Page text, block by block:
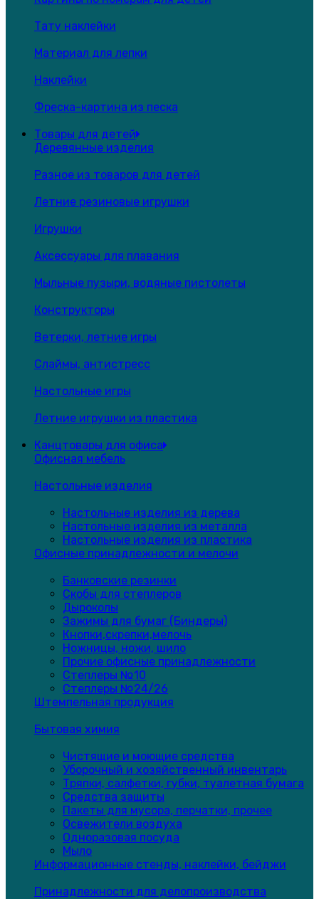
Тату наклейки
Материал для лепки
Наклейки
Фреска-картина из песка
Товары для детей
Деревянные изделия
Разное из товаров для детей
Летние резиновые игрушки
Игрушки
Аксессуары для плавания
Мыльные пузыри, водяные пистолеты
Конструкторы
Ветерки, летние игры
Слаймы, антистресс
Настольные игры
Летние игрушки из пластика
Канцтовары для офиса
Офисная мебель
Настольные изделия
Настольные изделия из дерева
Настольные изделия из металла
Настольные изделия из пластика
Офисные принадлежности и мелочи
Банковские резинки
Скобы для степлеров
Дыроколы
Зажимы для бумаг (Биндеры)
Кнопки,скрепки,мелочь
Ножницы, ножи, шило
Прочие офисные принадлежности
Степлеры №10
Степлеры №24/26
Штемпельная продукция
Бытовая химия
Чистящие и моющие средства
Уборочный и хозяйственный инвентарь
Тряпки, салфетки, губки, туалетная бумага
Средства защиты
Пакеты для мусора, перчатки, прочее
Освежители воздуха
Одноразовая посуда
Мыло
Информационные стенды, наклейки, бейджи
Принадлежности для делопроизводства